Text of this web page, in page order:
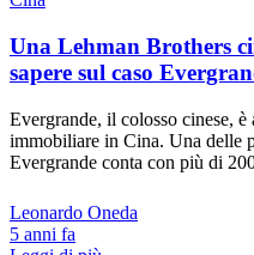
Una Lehman Brothers
sapere sul caso
Evergrande, il colosso cinese,
immobiliare in Cina. Una delle
Evergrande conta con più di
Leonardo Oneda
5 anni fa